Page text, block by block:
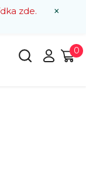
×
zde.
0